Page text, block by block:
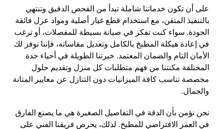
على أن تكون خدماتنا شاملة تبدأ من الفحص الدقيق وتنتهي
بالتنفيذ المتقن، مع استخدام قطع غيار أصلية ومواد عزل فائقة
الجودة. سواء كنت تفكر في صيانة بسيطة للمفصلات، أو ترغب
في إعادة هيكلة المطبخ بالكامل وتعديل مقاساته، فإننا نوفر لك
الأمان التام والضمان المعتمد. خبرتنا الطويلة في أحياء جدة
المختلفة مكنتنا من فهم متطلبات كل منزل وتقديم حلول
مخصصة تناسب كافة الميزانيات دون التنازل عن معايير المتانة
والجمال.
نحن نؤمن بأن الدقة في التفاصيل الصغيرة هي ما يصنع الفارق
في العمر الافتراضي للمطبخ. لذلك، يحرص فريقنا الفني على